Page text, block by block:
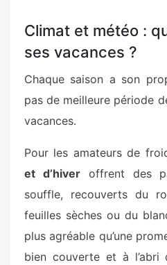
Climat et météo :
ses vacances ?
Chaque saison a son
pas de meilleure période
vacances.
Pour les amateurs de
et d’hiveroffrent des
souffle, recouverts du
feuilles sèches ou du
plus agréable qu’une
bien couverte et à